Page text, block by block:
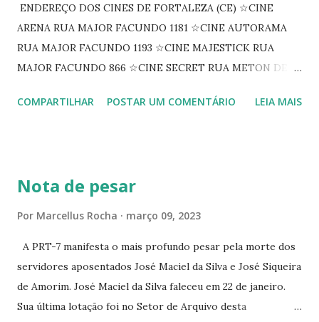
ENDEREÇO DOS CINES DE FORTALEZA (CE) ☆CINE
ARENA RUA MAJOR FACUNDO 1181 ☆CINE AUTORAMA
RUA MAJOR FACUNDO 1193 ☆CINE MAJESTICK RUA
MAJOR FACUNDO 866 ☆CINE SECRET RUA METON DE
PEIXOTO 1307 ☆CINE IRIS RUA FLORIANO PEIXOTO 1206
☆CINE VIP CLUBE RUA 24 DE MAIO 825 ☆CINE ECLIPSE
COMPARTILHAR POSTAR UM COMENTÁRIO LEIA MAIS
Nota de pesar
Por Marcellus Rocha março 09, 2023
A PRT-7 manifesta o mais profundo pesar pela morte dos
servidores aposentados José Maciel da Silva e José Siqueira
de Amorim. José Maciel da Silva faleceu em 22 de janeiro.
Sua última lotação foi no Setor de Arquivo desta